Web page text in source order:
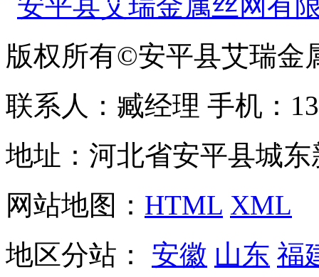
版权所有©安平县艾瑞金
联系人：臧经理 手机：
地址：河北省安平县城
网站地图： HTML XML
地区分站： 安徽 山东 福